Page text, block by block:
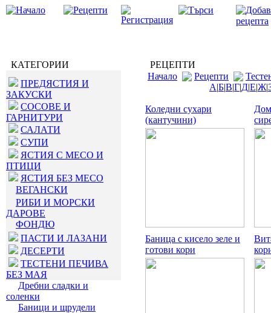
КАТЕГОРИИ
ПРЕДЯСТИЯ И
ЗАКУСКИ
СОСОВЕ И
ГАРНИТУРИ
САЛАТИ
СУПИ
ЯСТИЯ С МЕСО И
ПТИЦИ
ЯСТИЯ БЕЗ МЕСО
ВЕГАНСКИ
РИБИ И МОРСКИ
ДАРОВЕ
ФОНДЮ
ПАСТИ И ЛАЗАНИ
ДЕСЕРТИ
ТЕСТЕНИ ПЕЧИВА
БЕЗ МАЯ
Дребни сладки и
соленки
Баници и щрудели
РЕЦЕПТИ
Начало
Рецепти
А|Б|В|Г|Д|Е|Ж|
Коледни сухари
(кантучини)
Баница с кисело зеле и
готови кори